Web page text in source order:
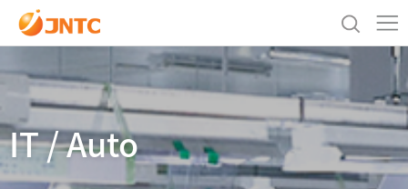
IT / Auto